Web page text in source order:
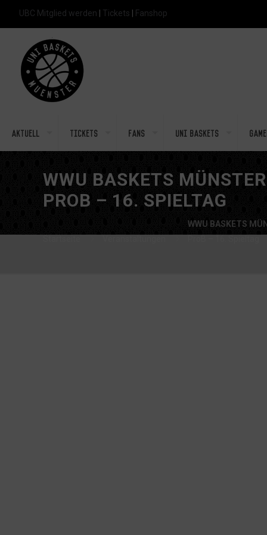
UBC Mitglied werden Tickets Fanshop
Aktuell Tickets Fans Uni Baskets
WWU BASKETS
PROB – 16. SPIELTAG
WWU BASKETS